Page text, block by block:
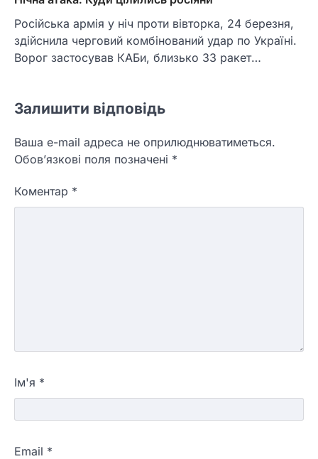
Російська армія у ніч проти вівторка, 24 березня,
здійснила черговий комбінований удар по Україні.
Ворог застосував КАБи, близько 33 ракет…
Залишити відповідь
Ваша e-mail адреса не оприлюднюватиметься.
Обов’язкові поля позначені *
Коментар *
Ім'я *
Email *